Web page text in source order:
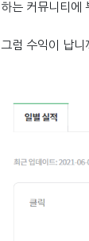
하는 커뮤니티에
그럼 수익이 납니